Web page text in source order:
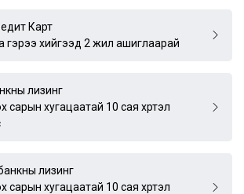
Карт
гэрээ хийгээд 2 жил ашиглаарай
лизинг
сарын хугацаатай 10 сая хүртэл
лизинг
сарын хугацаатай 10 сая хүртэл